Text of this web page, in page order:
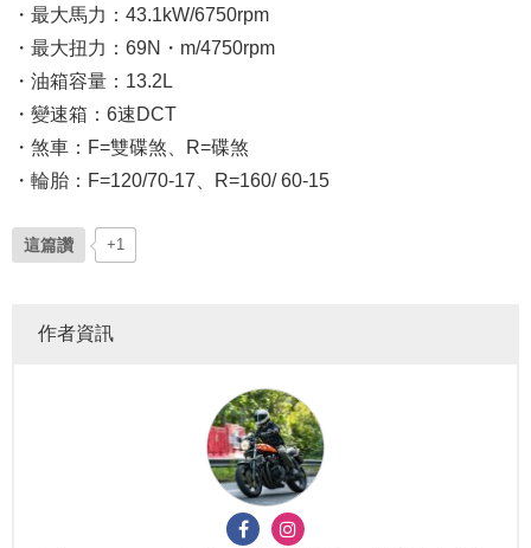
・最大馬力：43.1kW/6750rpm
・最大扭力：69N・m/4750rpm
・油箱容量：13.2L
・變速箱：6速DCT
・煞車：F=雙碟煞、R=碟煞
・輪胎：F=120/70-17、R=160/ 60-15
這篇讚 +1
作者資訊